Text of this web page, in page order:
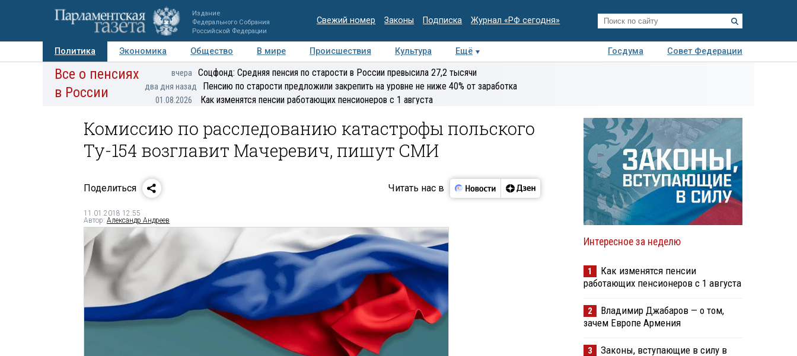
Издание
Федерального Собрания
Российской Федерации
Свежий номер Законы Подписка Журнал «РФ сегодня»
Политика Экономика Общество В мире Происшествия Культура Ещё Госдума
Совет Федерации
Авторы Персоны Мнения Регионы Медиацентр Интервью Колумнисты
экспертиза
Все о пенсиях
в России
вчера Соцфонд: Средняя пенсия по старости в России превысила 27,2 тысячи
два дня назад Пенсию по старости предложили закрепить на уровне не ниже 40% от заработка
01.08.2026 Как изменятся пенсии работающих пенсионеров с 1 августа
Комиссию по расследованию катастрофы польского
Ту-154 возглавит Мачеревич, пишут СМИ
Поделиться Читать нас в
11.01.2018 12:55
Автор: Александр Андреев
Интересное за неделю
1
Как изменятся пенсии
работающих пенсионеров с 1 августа
2
Владимир Джабаров — о том,
зачем Европе Армения
3
Законы, вступающие в силу в